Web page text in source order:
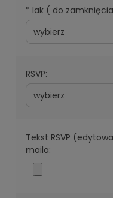
* lak ( do
RSVP:
Tekst RSVP
maila: